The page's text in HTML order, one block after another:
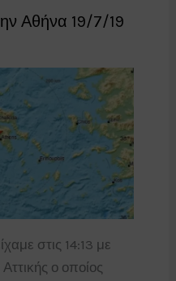
Αθήνα 19/7/19
στις 14:13 με
ο οποίος